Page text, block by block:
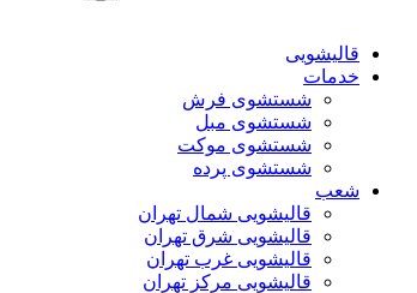
قالیشویی
خدمات
شستشوی فرش
شستشوی مبل
شستشوی موکت
شستشوی پرده
شعب
قالیشویی شمال تهران
قالیشویی شرق تهران
قالیشویی غرب تهران
قالیشویی مرکز تهران